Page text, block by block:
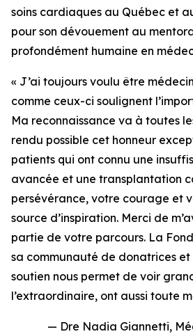
soins cardiaques au Québec et
pour son dévouement au
profondément humaine en
« J’ai toujours voulu être
comme ceux-ci soulignent
Ma reconnaissance va à toutes
rendu possible cet honneur
patients qui ont connu une
avancée et une transplantation
persévérance, votre courage et
source d’inspiration. Merci de
partie de votre parcours. La
sa communauté de donatrices
soutien nous permet de voir
l’extraordinaire, ont aussi toute
— Dre Nadia Giannetti,